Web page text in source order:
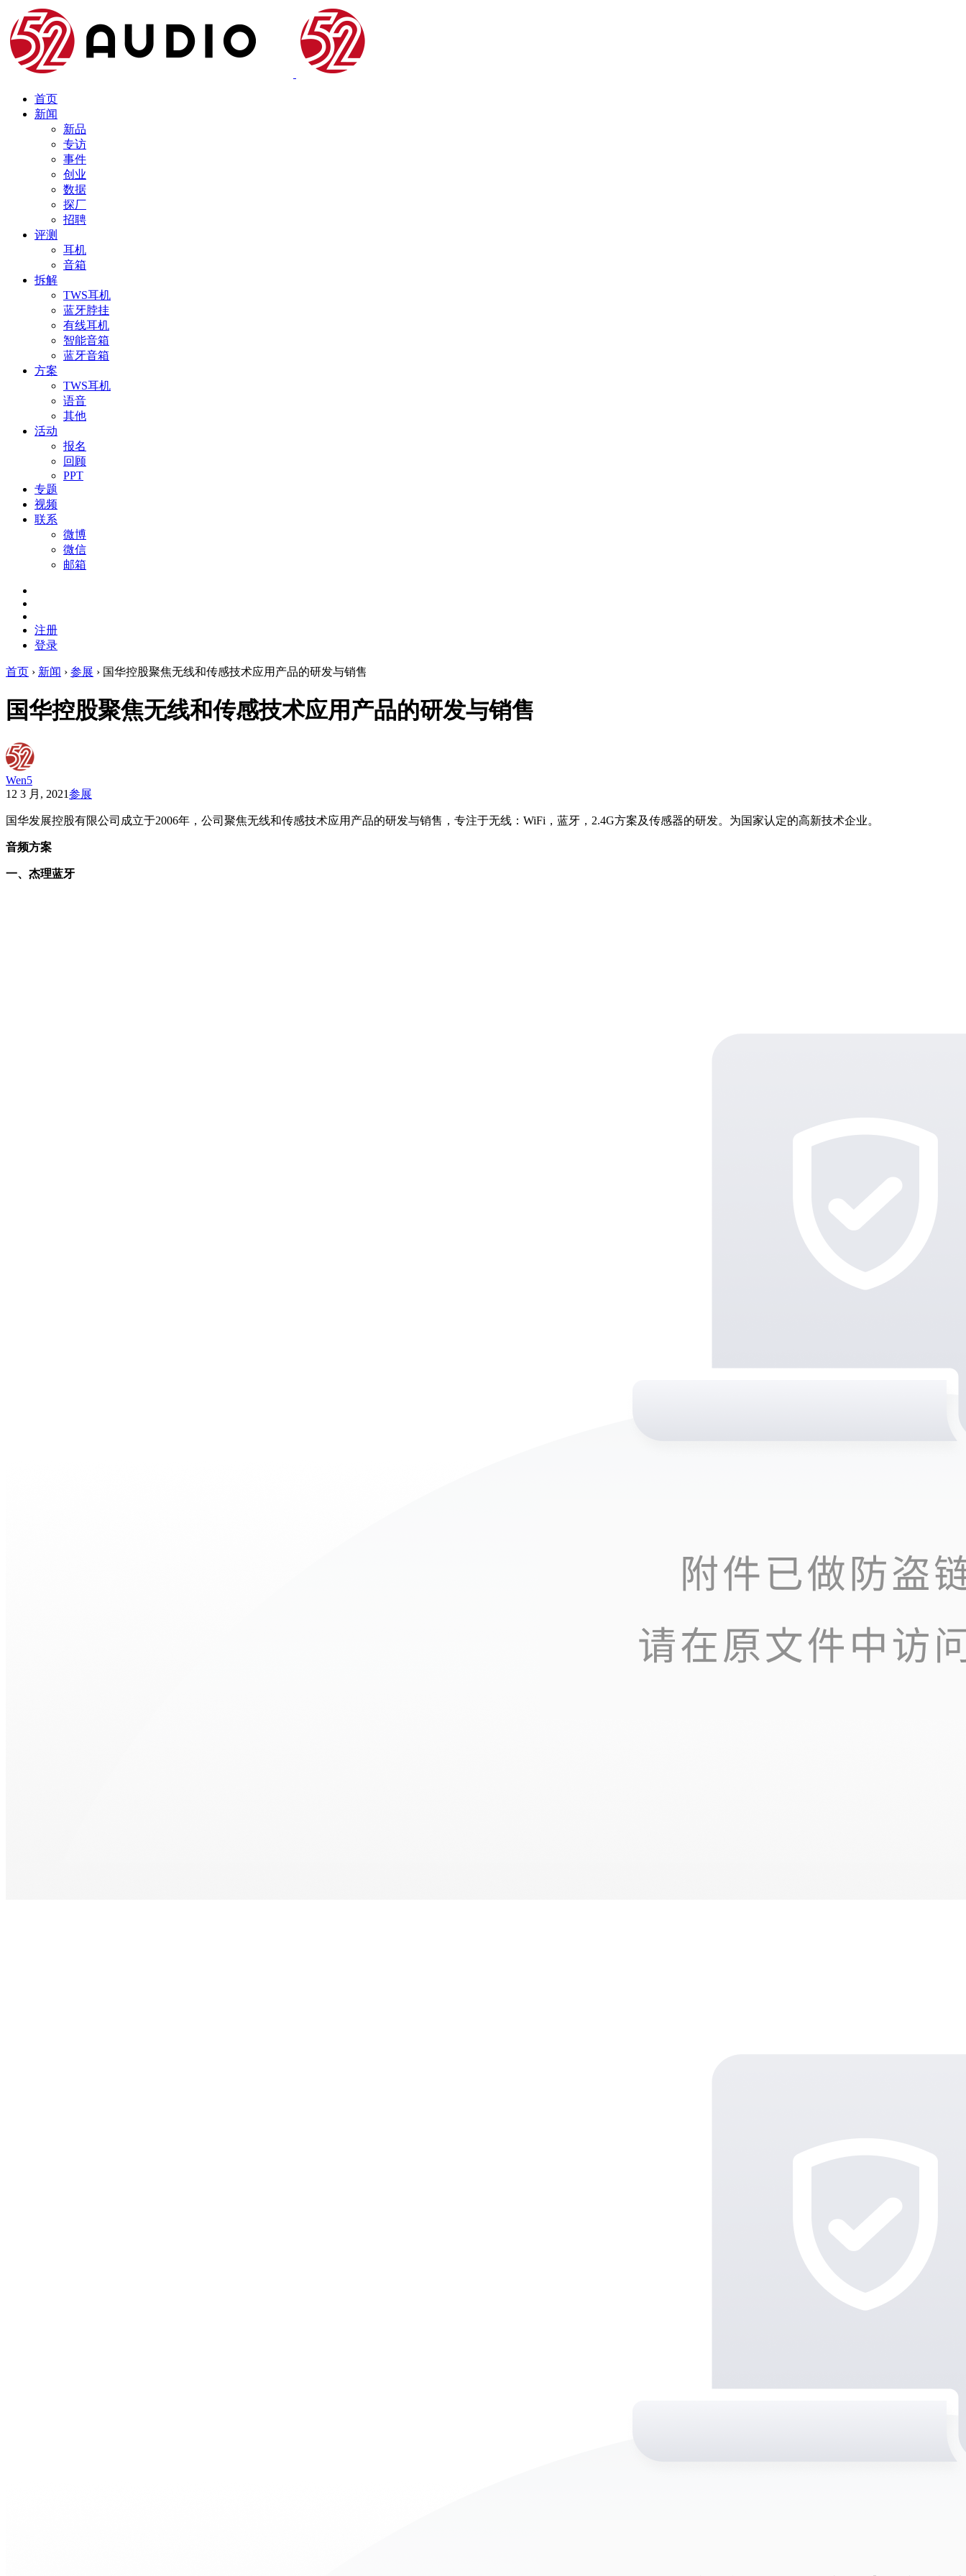
首页
新闻
新品
专访
事件
创业
数据
探厂
招聘
评测
耳机
音箱
拆解
TWS耳机
蓝牙脖挂
有线耳机
智能音箱
蓝牙音箱
方案
TWS耳机
语音
其他
活动
报名
回顾
PPT
专题
视频
联系
微博
微信
邮箱
注册
登录
首页 › 新闻 › 参展 › 国华控股聚焦无线和传感技术应用产品的研发与销售
国华控股聚焦无线和传感技术应用产品的研发与销售
Wen5
12 3 月, 2021参展
国华发展控股有限公司成立于2006年，公司聚焦无线和传感技术应用产品的研发与销售，专注于无线：WiFi，蓝牙，2.4G方案及传感器的研发。为国家认定的高新技术企业。
音频方案
一、杰理蓝牙